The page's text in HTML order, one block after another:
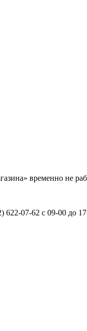
временно не
07-62 с 09-00 до